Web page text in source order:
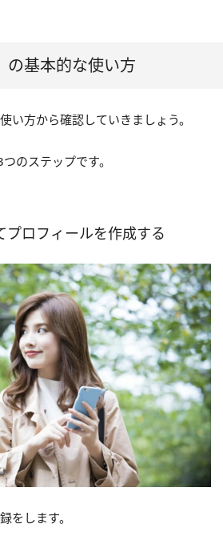
の基本的な使い方
い方から確認していきましょう。
のステップです。
プロフィールを作成する
をします。